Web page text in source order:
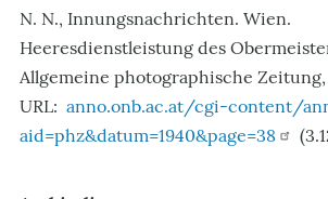
N. N., Innungsnachrichten. Wien.
Heeresdienstleistung des
Allgemeine photographische Zeitung,
URL: anno.onb.ac.at/cgi-content/
aid=phz&datum=1940&page=38